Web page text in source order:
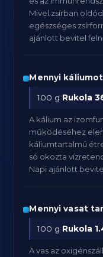
Mivel zsírban
egészséges
ajánlott bevitel
Mennyi
100 g Rukola
A kálium az
működéséhez
káliumtartalmú
só okozta
Napi ajánlott
Mennyi vasat
100 g Rukola
A vas az